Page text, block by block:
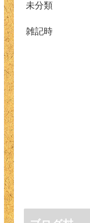
未分類
雑記時